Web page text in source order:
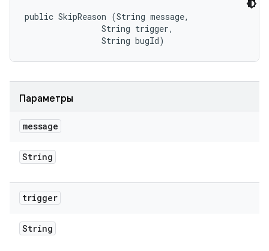
public SkipReason (String message,
                String trigger,
                String bugId)
Параметры
message
String
trigger
String